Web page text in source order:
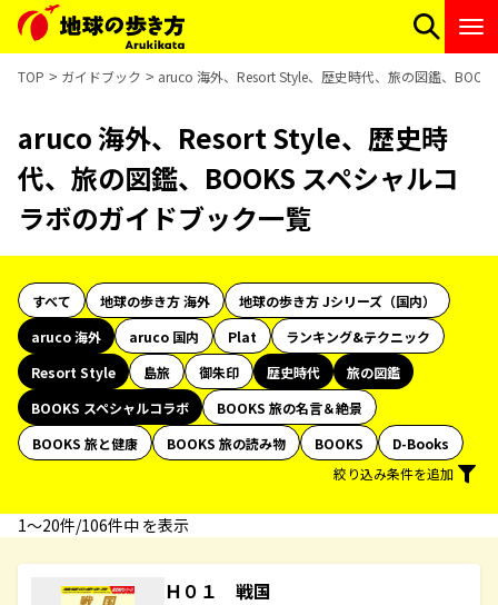
TOP ガイドブック aruco 海外、Resort Style、歴史時代、旅の図鑑、
aruco 海外、Resort Style、歴史時
代、旅の図鑑、BOOKS スペシャルコ
ラボのガイドブック一覧
すべて 地球の歩き方 海外
地球の歩き方 Jシリーズ（国内）
aruco 海外
aruco 国内 Plat
ランキング&テクニック
Resort Style
島旅 御朱印 歴史時代
旅の図鑑
BOOKS スペシャルコラボ
BOOKS 旅の名言＆絶景
BOOKS 旅と健康
BOOKS 旅の読み物 BOOKS
D-Books
絞り込み条件を追加
1〜20件/106件中 を表示
Ｈ０１ 戦国